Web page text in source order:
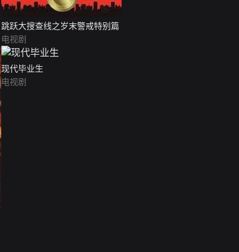
跳跃大搜查线之岁末警戒特别篇
电视剧
现代毕业生
电视剧